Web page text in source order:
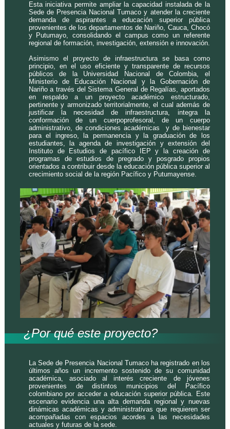
Esta iniciativa permite ampliar la capacidad instalada de la
Sede de Presencia Nacional Tumaco y atender la creciente
demanda de aspirantes a educación superior pública
provenientes de los departamentos de Nariño, Cauca, Chocó
y Putumayo, consolidando el campus como un referente
regional de formación, investigación, extensión e innovación.
Asimismo el proyecto de infraestructura se basa como
principio, en el uso eficiente y transparente de recursos
públicos de la Universidad Nacional de Colombia, el
Ministerio de Educación Nacional y la Gobernación de
Nariño a través del Sistema General de Regalías, aportados
en respaldo a un proyecto académico estructurado,
pertinente y armonizado territorialmente, el cual además de
justificar la necesidad de infraestructura, integra la
conformación de un cuerpoprofesoral, de un cuerpo
administrativo, de condiciones académicas y de bienestar
para el ingreso, la permanencia y la graduación de los
estudiantes, la agenda de investigación y extensión del
Instituto de Estudios de pacífico IEP y la creación de
programas de estudios de pregrado y posgrado propios
orientados a contribuir desde la educación pública superior al
crecimiento social de la región Pacífico y Putumayense.
¿Por qué este proyecto?
La Sede de Presencia Nacional Tumaco ha registrado en los
últimos años un incremento sostenido de su comunidad
académica, asociado al interés creciente de jóvenes
provenientes de distintos municipios del Pacífico
colombiano por acceder a educación superior pública. Este
escenario evidencia una alta demanda regional y nuevas
dinámicas académicas y administrativas que requieren ser
acompañadas con espacios acordes a las necesidades
actuales y futuras de la sede.